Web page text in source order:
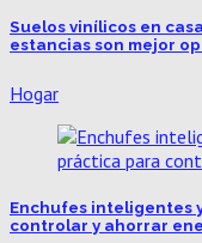
Suelos vinílicos en
estancias son mejor
Hogar
Enchufes inteligentes
controlar y ahorrar